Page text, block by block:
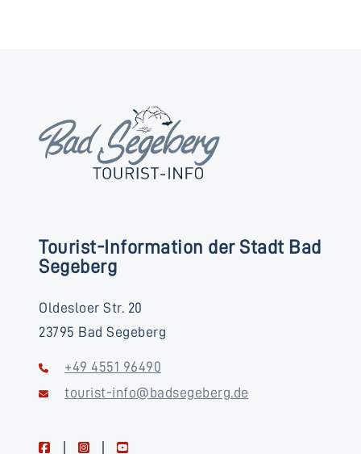
Tourist-Information der Stadt Bad
Segeberg
Oldesloer Str. 20
23795 Bad Segeberg
+49 4551 96490
tourist-info@badsegeberg.de
facebookinstagramyoutube